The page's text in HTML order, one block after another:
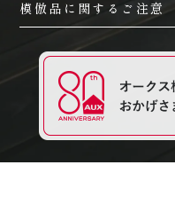
模倣品に関するご注意